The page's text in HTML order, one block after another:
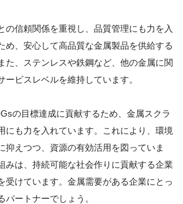
の信頼関係を重視し、品質管理にも力を入
め、安心して高品質な金属製品を供給する
た、ステンレスや鉄鋼など、他の金属に関
ービスレベルを維持しています。
の目標達成に貢献するため、金属スクラ
にも力を入れています。これにより、環境
抑えつつ、資源の有効活用を図っていま
みは、持続可能な社会作りに貢献する企業
受けています。金属需要がある企業にとっ
パートナーでしょう。